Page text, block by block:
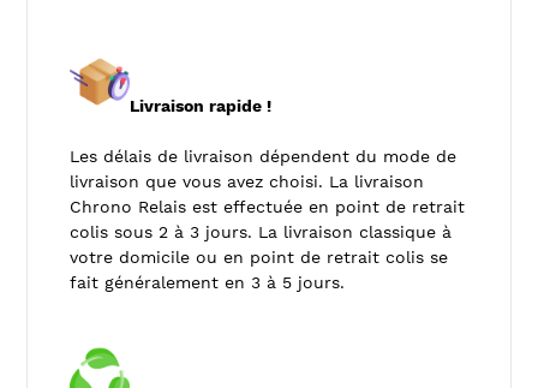
Livraison rapide !
Les délais de livraison dépendent du mode de
livraison que vous avez choisi. La livraison
Chrono Relais est effectuée en point de retrait
colis sous 2 à 3 jours. La livraison classique à
votre domicile ou en point de retrait colis se
fait généralement en 3 à 5 jours.